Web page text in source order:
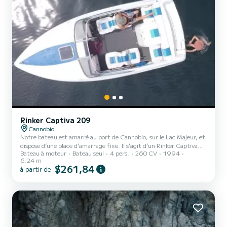
Rinker Captiva 209
Cannobio
Notre bateau est amarré au port de Cannobio, sur le Lac Majeur, et
dispose d’une place d’amarrage fixe. Il s’agit d’un Rinker Captiva
209 avec cabine, offrant suffisamment d’espace pour des
excursions ou des moments de détente sur l’eau. « Mr. Fun » est le
bateau idéal pour tous ceux qui souhaitent vivre des moments de
régulièrement, ce qui le rend techniquement en excellen...
Bateau à moteur Bateau seul 4 pers. 260 CV
1994
6.24 m
à partir de $261,84